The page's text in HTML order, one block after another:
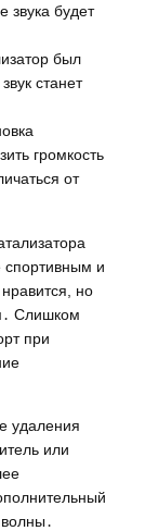
звука будет
был
станет
громкость
от
спортивным и
но
Слишком
при
удаления
или